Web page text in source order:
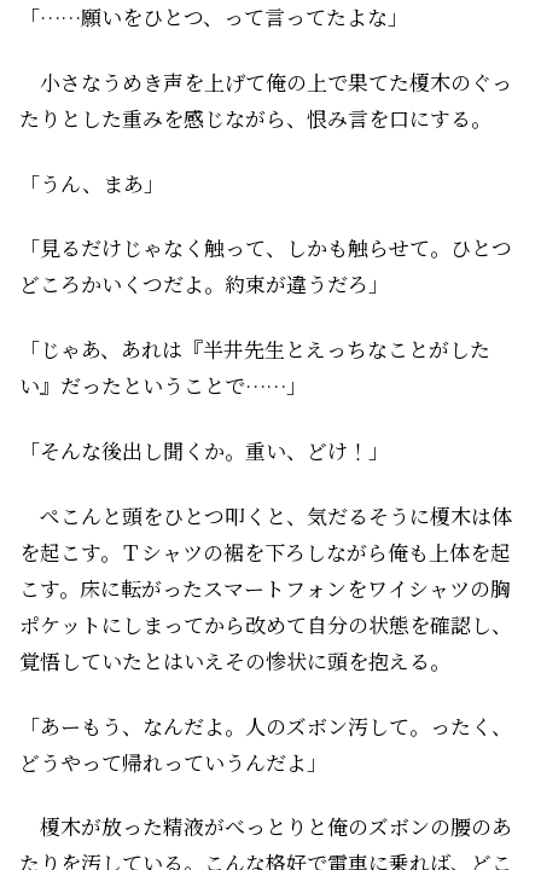
「……願いをひとつ、って言ってたよな」
小さなうめき声を上げて俺の上で果てた榎木のぐっ
たりとした重みを感じながら、恨み言を口にする。
「うん、まあ」
「見るだけじゃなく触って、しかも触らせて。ひとつ
どころかいくつだよ。約束が違うだろ」
「じゃあ、あれは『半井先生とえっちなことがした
い』だったということで……」
「そんな後出し聞くか。重い、どけ！」
ぺこんと頭をひとつ叩くと、気だるそうに榎木は体
を起こす。Ｔシャツの裾を下ろしながら俺も上体を起
こす。床に転がったスマートフォンをワイシャツの胸
ポケットにしまってから改めて自分の状態を確認し、
覚悟していたとはいえその惨状に頭を抱える。
「あーもう、なんだよ。人のズボン汚して。ったく、
どうやって帰れっていうんだよ」
榎木が放った精液がべっとりと俺のズボンの腰のあ
たりを汚している。こんな格好で電車に乗れば、どこ